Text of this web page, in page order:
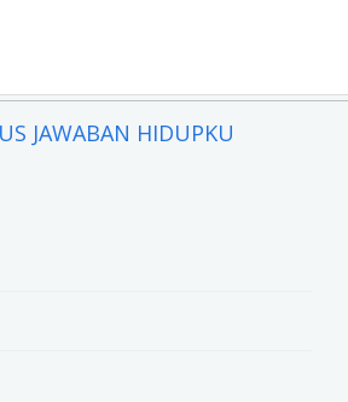
JAWABAN HIDUPKU